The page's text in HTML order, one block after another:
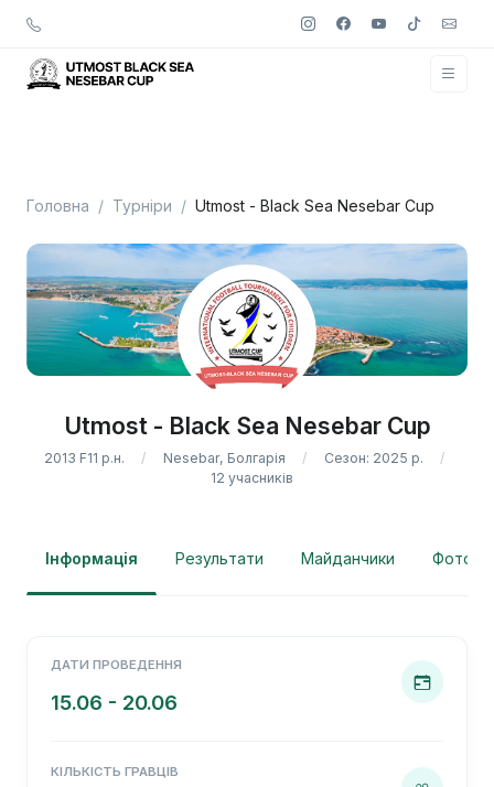
Головна Турніри Utmost - Black Sea Nesebar Cup
Utmost - Black Sea Nesebar Cup
2013 F11 р.н. Nesebar, Болгарія
Сезон: 2025 р.
12 учасників
Інформація Результати Майданчики
ДАТИ ПРОВЕДЕННЯ
15.06 - 20.06
КІЛЬКІСТЬ ГРАВЦІВ